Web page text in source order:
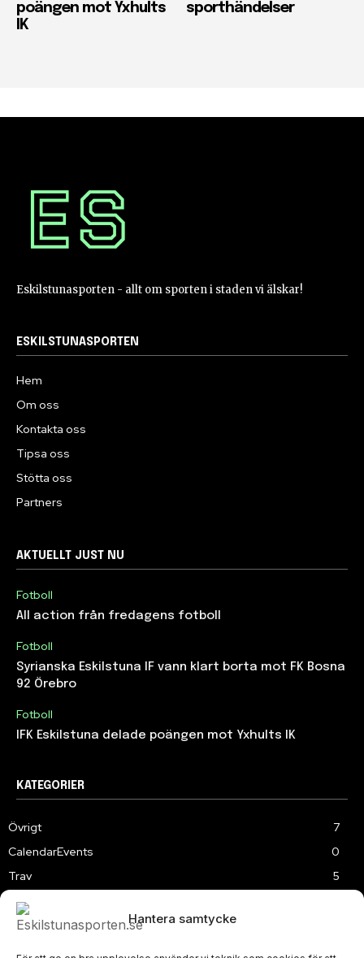
Hantera samtycke
poängen mot Yxhults
IK
sporthändelser
Eskilstunasporten - allt om sporten i staden vi älskar!
ESKILSTUNASPORTEN
Hem
Om oss
Kontakta oss
Tipsa oss
Stötta oss
Partners
AKTUELLT JUST NU
Fotboll
All action från fredagens fotboll
Fotboll
Syrianska Eskilstuna IF vann klart borta mot FK Bosna
92 Örebro
Fotboll
IFK Eskilstuna delade poängen mot Yxhults IK
KATEGORIER
Övrigt
7
CalendarEvents
0
Trav
5
TV
Samhällsprojekt